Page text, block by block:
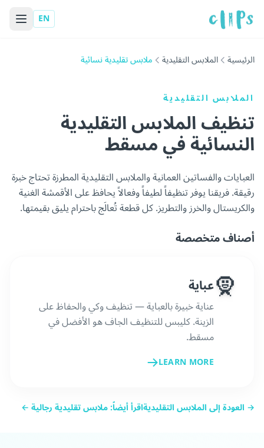
EN
الرئيسية الملابس التقليدية ملابس تقليدية نسائية
الملابس التقليدية
تنظيف الملابس التقليدية
النسائية في مسقط
العبايات والفساتين العمانية والملابس التقليدية المطرزة تحتاج خبرة
رقيقة. فريقنا يوفر تنظيفاً لطيفاً وفعالاً يحافظ على الأقمشة الغنية
والكريستال والخرز والتطريز. كل قطعة تُعالَج باحترام يليق بقيمتها.
أصناف متخصصة
🧕عباية
عناية خبيرة بالعباية — تنظيف وكي والحفاظ على
الزينة. كليبس للتنظيف الجاف هو الأفضل في
مسقط.
LEARN MORE
→ العودة إلى الملابس التقليديةاقرأ أيضاً: ملابس تقليدية رجالية ←